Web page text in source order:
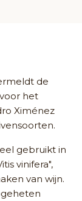
de
het
Ximénez
gebruikt in
vinifera",
van wijn.